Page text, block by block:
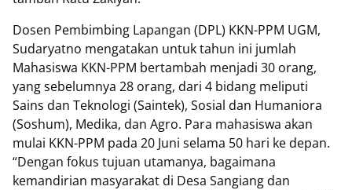
Dosen Pembimbing Lapangan (DPL) KKN-PPM UGM,
Sudaryatno mengatakan untuk tahun ini jumlah
Mahasiswa KKN-PPM bertambah menjadi 30 orang,
yang sebelumnya 28 orang, dari 4 bidang meliputi
Sains dan Teknologi (Saintek), Sosial dan Humaniora
(Soshum), Medika, dan Agro. Para mahasiswa akan
mulai KKN-PPM pada 20 Juni selama 50 hari ke depan.
“Dengan fokus tujuan utamanya, bagaimana
kemandirian masyarakat di Desa Sangiang dan